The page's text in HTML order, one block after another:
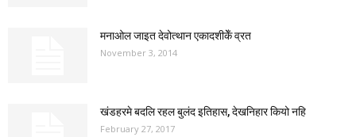
मनाओल जाइत देवोत्थान एकादशीकेँ व्रत
November 3, 2014
खंडहरमे बदलि रहल बुलंद इतिहास, देखनिहार कियो नहि
February 27, 2017